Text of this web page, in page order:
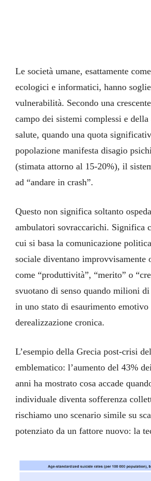
Le società umane, esattamente
ecologici e informatici, hanno
vulnerabilità. Secondo una
campo dei sistemi complessi e
salute, quando una quota
popolazione manifesta disagio
(stimata attorno al 15-20%), il
ad “andare in crash”.
Questo non significa soltanto
ambulatori sovraccarichi. Significa
cui si basa la comunicazione
sociale diventano improvvisamente
come “produttività”, “merito” o
svuotano di senso quando milioni
in uno stato di esaurimento emotivo
derealizzazione cronica.
L’esempio della Grecia post-crisi
emblematico: l’aumento del 43%
anni ha mostrato cosa accade
individuale diventa sofferenza
rischiamo uno scenario simile su
potenziato da un fattore nuovo: la